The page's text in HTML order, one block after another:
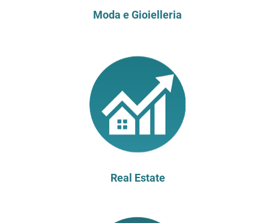
Moda e Gioielleria
Real Estate